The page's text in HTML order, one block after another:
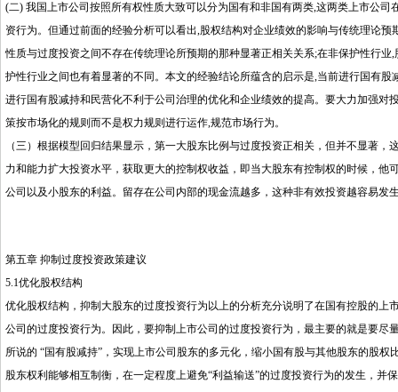
(二) 我国上市公司按照所有权性质大致可以分为国有和非国有两类,这两类上市公
资行为。但通过前面的经验分析可以看出,股权结构对企业绩效的影响与传统理论
性质与过度投资之间不存在传统理论所预期的那种显著正相关关系;在非保护性行
护性行业之间也有着显著的不同。本文的经验结论所蕴含的启示是,当前进行国有
进行国有股减持和民营化不利于公司治理的优化和企业绩效的提高。要大力加强
策按市场化的规则而不是权力规则进行运作,规范市场行为。
（三）根据模型回归结果显示，第一大股东比例与过度投资正相关，但并不显著
力和能力扩大投资水平，获取更大的控制权收益，即当大股东有控制权的时候，
公司以及小股东的利益。留存在公司内部的现金流越多，这种非有效投资越容易发
第五章 抑制过度投资政策建议
5.1优化股权结构
优化股权结构，抑制大股东的过度投资行为以上的分析充分说明了在国有控股的
公司的过度投资行为。因此，要抑制上市公司的过度投资行为，最主要的就是要
所说的 “国有股减持”，实现上市公司股东的多元化，缩小国有股与其他股东的股
股东权利能够相互制衡，在一定程度上避免“利益输送”的过度投资行为的发生，并